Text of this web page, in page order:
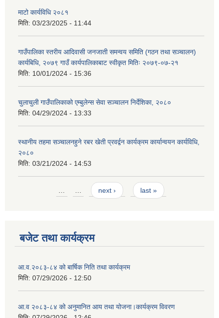
माटो कार्यविधि २०८१
मिति: 03/23/2025 - 11:44
गाउँपालिका स्तरीय आदिवासी जनजाती समन्वय समिति (गठन तथा सञ्चालन)
कार्यबिधि, २०७९ गाउँ कार्यपालिकाबाट स्वीकृत मितिः २०७९-०७-२१
मिति: 10/01/2024 - 15:36
चुलाचुली गाउँपालिकाको एम्बुलेन्स सेवा सञ्चालन निर्देशिका, २०८०
मिति: 04/29/2024 - 13:33
स्थानीय तहमा सञ्चालनहुने रबर खेती प्रवर्द्वन कार्यक्रम कार्यान्वयन कार्यविधि,
२०८०
मिति: 03/21/2024 - 14:53
next › last »
बजेट तथा कार्यक्रम
आ.व.२०८३-८४ को बार्षिक निति तथा कार्यक्रम
मिति: 07/29/2026 - 12:50
आ.व २०८३-८४ को अनुमानित आय तथा योजना।कार्यक्रम विवरण